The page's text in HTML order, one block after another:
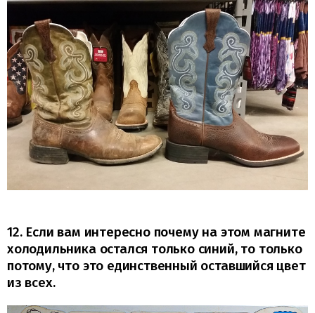
12. Если вам интересно почему на этом магните
холодильника остался только синий, то только
потому, что это единственный оставшийся цвет
из всех.